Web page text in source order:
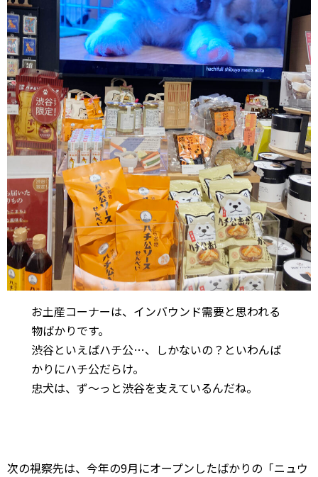
お土産コーナーは、インバウンド需要と思われる
物ばかりです。
渋谷といえばハチ公…、しかないの？といわんば
かりにハチ公だらけ。
忠犬は、ず〜っと渋谷を支えているんだね。
次の視察先は、今年の9月にオープンしたばかりの「ニュウ